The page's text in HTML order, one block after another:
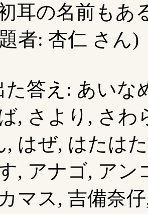
耳の名前も
者: 杏仁 さん)
た答え: あいな
, さより, さわ
, はぜ, はたは
, アナゴ, ア
マス, 吉備奈